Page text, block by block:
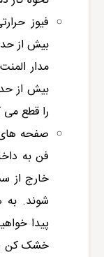
فیوز
بیش از
مدار
بیش از حد
را قطع می
صفحه
فن به
خارج از
شوند.
پیدا
خشک کن